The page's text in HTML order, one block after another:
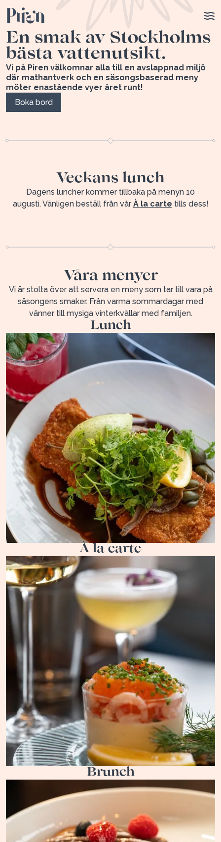
En smak av Stockholms
bästa vattenutsikt.
Vi på Piren välkomnar alla till en avslappnad miljö
där mathantverk och en säsongsbaserad meny
möter enastående vyer året runt!
Boka bord
Veckans lunch
Dagens luncher kommer tillbaka på menyn 10
augusti. Vänligen beställ från vårÀ la carte tills dess!
Våra menyer
Vi är stolta över att servera en meny som tar till vara på
säsongens smaker. Från varma sommardagar med
vänner till mysiga vinterkvällar med familjen.
Lunch
À la carte
Brunch